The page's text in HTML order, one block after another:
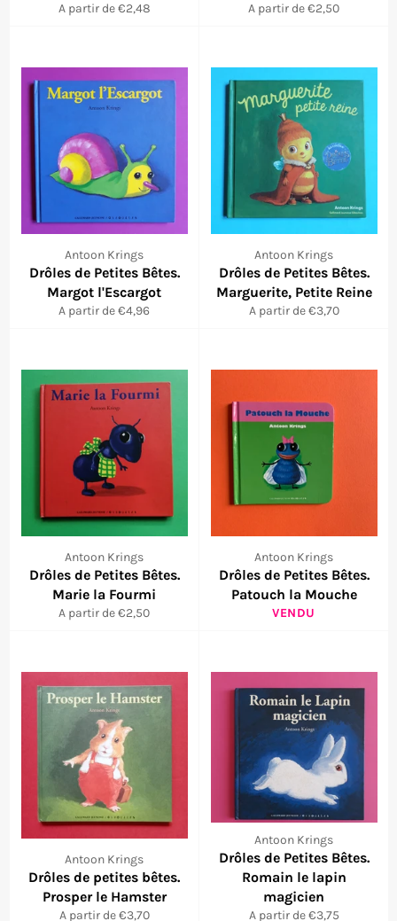
A partir de €2,48 A partir de €2,50
Antoon Krings
Drôles de Petites Bêtes.
Margot l'Escargot
A partir de €4,96
Antoon Krings
Drôles de Petites Bêtes.
Marguerite, Petite Reine
A partir de €3,70
Antoon Krings
Drôles de Petites Bêtes.
Marie la Fourmi
A partir de €2,50
Antoon Krings
Drôles de Petites Bêtes.
Patouch la Mouche
VENDU
Antoon Krings
Drôles de petites bêtes.
Prosper le Hamster
A partir de €3,70
Antoon Krings
Drôles de Petites Bêtes.
Romain le lapin
magicien
A partir de €3,75